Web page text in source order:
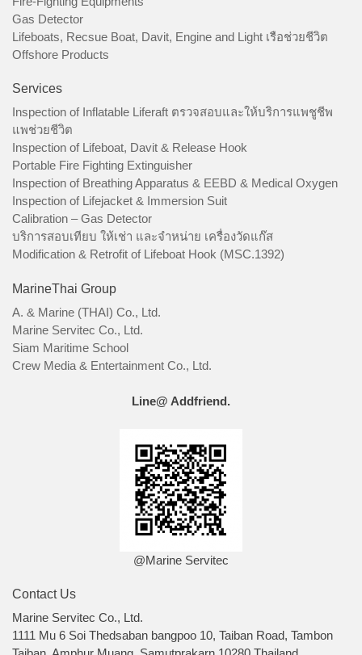
Gas Detector
Lifeboats, Recsue Boat, Davit, Engine and Light เรือช่วยชีวิต
Offshore Products
Services
Inspection of Inflatable Liferaft ตรวจสอบและให้บริการแพชูชีพ
แพช่วยชีวิต
Inspection of Lifeboat, Davit & Release Hook
Portable Fire Fighting Extinguisher
Inspection of Breathing Apparatus & EEBD & Medical Oxygen
Inspection of Lifejacket & Immersion Suit
Calibration – Gas Detector
บริการสอบเทียบ ให้เช่า และจำหน่าย เครื่องวัดแก๊ส
Modification & Retrofit of Lifeboat Hook (MSC.1392)
MarineThai Group
A. & Marine (THAI) Co., Ltd.
Marine Servitec Co., Ltd.
Siam Maritime School
Crew Media & Entertainment Co., Ltd.
Line@ Addfriend.
@Marine Servitec
Contact Us
Marine Servitec Co., Ltd.
1111 Mu 6 Soi Thedsaban bangpoo 10, Taiban Road, Tambon